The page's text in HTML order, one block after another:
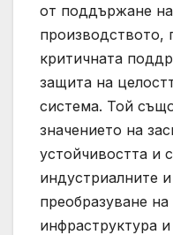
от поддържане
производството,
критичната
защита на
система. Той
значението на
устойчивостта и
индустриалните
преобразуване
инфраструктура